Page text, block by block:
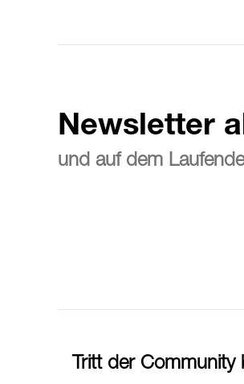
Newsletter
und auf dem
Tritt der Community